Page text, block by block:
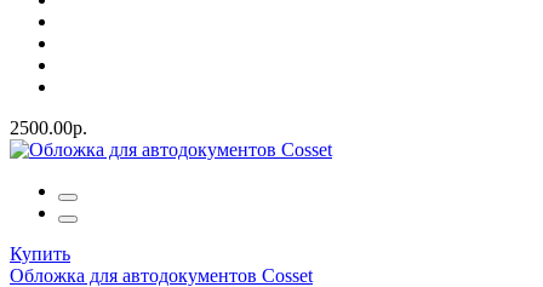
2500.00р.
Купить
Обложка для автодокументов Cosset